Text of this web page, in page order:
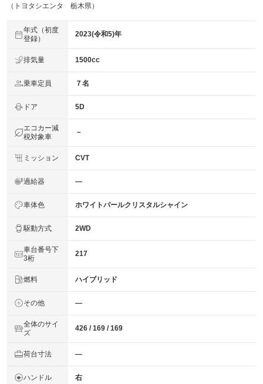
（トヨタシエンタ 栃木県）
年式（初度
登録）
2023(令和5)年
排気量 1500cc
乗車定員 ７名
ドア 5D
エコカー減
税対象車
－
ミッション CVT
過給器 ―
車体色 ホワイトパールクリスタルシャイン
駆動方式 2WD
車台番号下
3桁
217
燃料 ハイブリッド
その他 ―
全体のサイ
ズ
426 / 169 / 169
荷台寸法 ―
ハンドル 右